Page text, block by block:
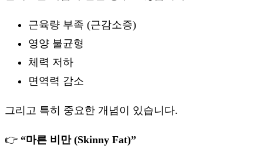
근육량 부족 (근감소증)
영양 불균형
체력 저하
면역력 감소
그리고 특히 중요한 개념이 있습니다.
👉 “마른 비만 (Skinny Fat)”